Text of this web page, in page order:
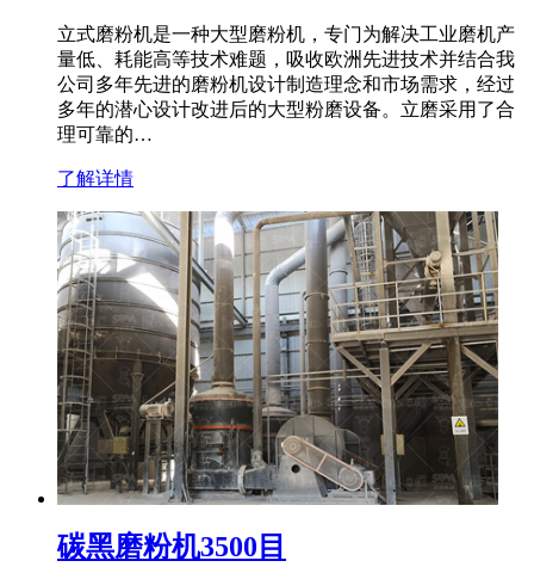
立式磨粉机是一种大型磨粉机，专门为解决工业磨机产
量低、耗能高等技术难题，吸收欧洲先进技术并结合我
公司多年先进的磨粉机设计制造理念和市场需求，经过
多年的潜心设计改进后的大型粉磨设备。立磨采用了合
理可靠的…
了解详情
碳黑磨粉机3500目